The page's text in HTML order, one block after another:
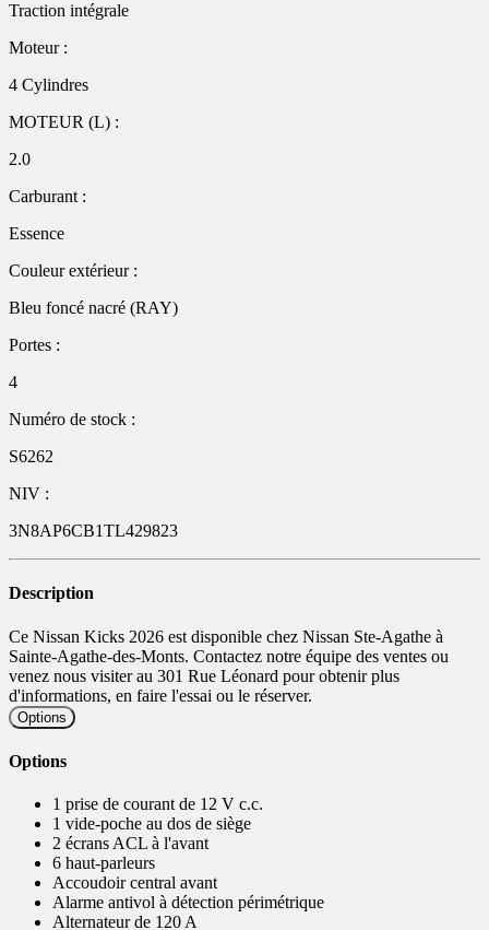
Traction intégrale
Moteur :
4 Cylindres
MOTEUR (L) :
2.0
Carburant :
Essence
Couleur extérieur :
Bleu foncé nacré (RAY)
Portes :
4
Numéro de stock :
S6262
NIV :
3N8AP6CB1TL429823
Description
Ce Nissan Kicks 2026 est disponible chez Nissan Ste-Agathe à
Sainte-Agathe-des-Monts. Contactez notre équipe des ventes ou
venez nous visiter au 301 Rue Léonard pour obtenir plus
d'informations, en faire l'essai ou le réserver.
Options
Options
1 prise de courant de 12 V c.c.
1 vide-poche au dos de siège
2 écrans ACL à l'avant
6 haut-parleurs
Accoudoir central avant
Alarme antivol à détection périmétrique
Alternateur de 120 A